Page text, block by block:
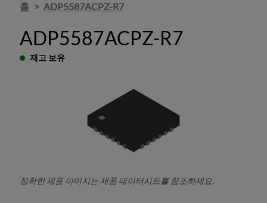
홈 ADP5587ACPZ-R7
ADP5587ACPZ-R7
재고 보유
정확한 제품 이미지는 제품 데이터시트를 참조하세요.